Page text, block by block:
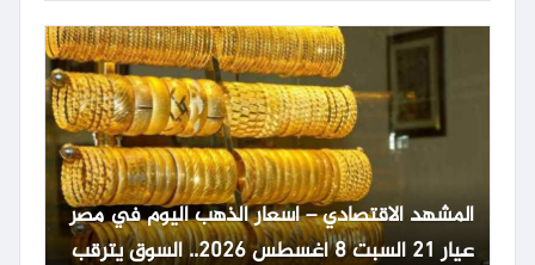
المشهد الاقتصادي – اسعار الذهب اليوم في مصر
عيار 21 السبت 8 أغسطس 2026.. السوق يترقب